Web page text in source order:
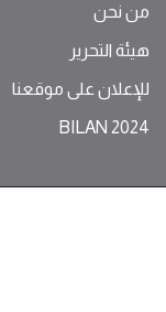
من نحن
هيئة التحرير
للإعلان على موقعنا
BILAN 2024